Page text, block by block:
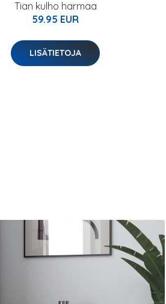
Tian kulho harmaa
59.95 EUR
LISÄTIETOJA